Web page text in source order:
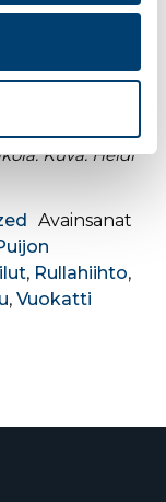
nousussa
Kuva: Heidi
Avainsanat
, Rullahiihto,
, Vuokatti